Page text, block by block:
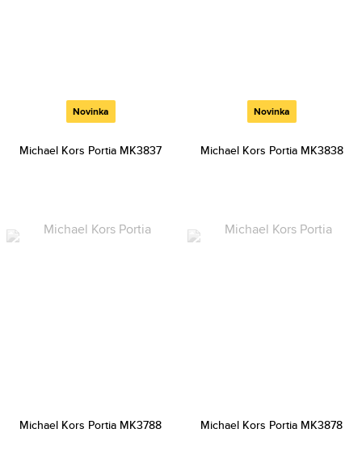
Novinka
Michael Kors Portia MK3837
Novinka
Michael Kors Portia MK3838
Michael Kors Portia MK3788 Michael Kors Portia MK3878